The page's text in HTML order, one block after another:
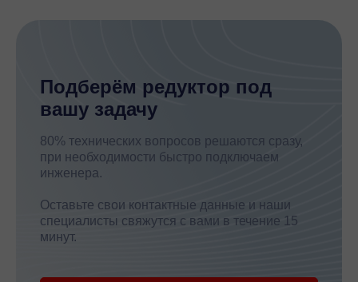
Подберём редуктор под
вашу задачу
80% технических вопросов решаются сразу,
при необходимости быстро подключаем
инженера.
Оставьте свои контактные данные и наши
специалисты свяжутся с вами в течение 15
минут.